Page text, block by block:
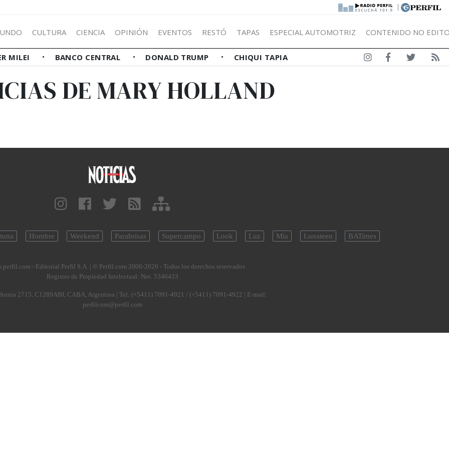
|
CULTURA CIENCIA OPINIÓN EVENTOS RESTÓ TAPAS ESPECIAL AUTOMOTRIZ CONTENIDO NO
MILEI BANCO CENTRAL DONALD TRUMP CHIQUI TAPIA
DE MARY HOLLAND
Hombre Weekend Parabrisas Supercampo Look Luz Mía Lunateen BATimes
- Editorial Perfil S.A. | © Perfil.com 2006-2026 - Todos los derechos reservados
Registro de Propiedad Intelectual: Nro. 5346433
2715, C1289ABI, CABA, Argentina | Tel: (+5411) 7091-4921 / (+5411) 7091-4922 | E-mail:
perfilcom@perfil.com